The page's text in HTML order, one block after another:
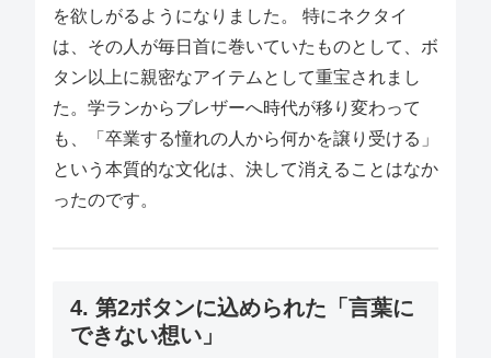
を欲しがるようになりました。 特にネクタイ
は、その人が毎日首に巻いていたものとして、ボ
タン以上に親密なアイテムとして重宝されまし
た。学ランからブレザーへ時代が移り変わって
も、「卒業する憧れの人から何かを譲り受ける」
という本質的な文化は、決して消えることはなか
ったのです。
4. 第2ボタンに込められた「言葉に
できない想い」